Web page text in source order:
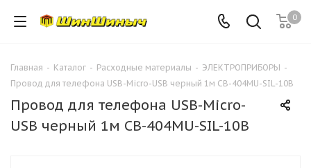
0
Главная - Каталог - Расходные материалы - ЭЛЕКТРОПРИБОРЫ -
Провод для телефона USB-Micro-USB черный 1м CB-404MU-SIL-10B
Провод для телефона USB-Micro-
USB черный 1м CB-404MU-SIL-10B